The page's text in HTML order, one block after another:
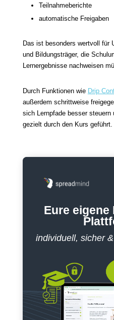
Teilnahmeberichte
automatische Freigaben
Das ist besonders wertvoll für
und Bildungsträger, die
Lernergebnisse nachweisen
Durch Funktionen wie Drip
außerdem schrittweise
sich Lernpfade besser steuern
gezielt durch den Kurs geführt.
Eure eigene
individuell, sicher